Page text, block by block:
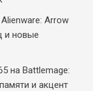
Arrow
и новые
на Battlemage:
и акцент